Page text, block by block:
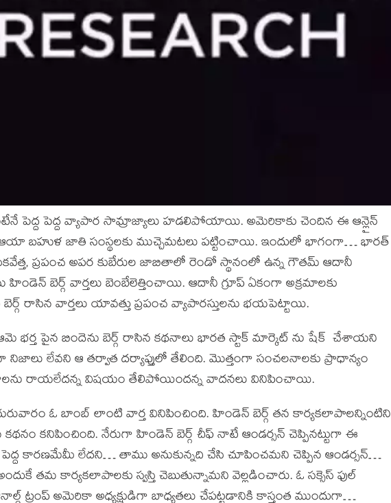
పెద్ద పెద్ద వ్యాపార సామ్రాజ్యాలు హడలిపోయాయి. అమెరికాకు చెందిన ఈ ఆన్లైన్
ఆయా బహుళ జాతి సంస్థలకు ముచ్చెమటలు పట్టించాయి. ఇందులో భాగంగా… భారత్
ప్రపంచ అపర కుబేరుల జాబితాలో రెండో స్థానంలో ఉన్న గౌతమ్ ఆదానీ
హిండెన్ బెర్గ్ వార్తలు బెంబేలెత్తించాయి. ఆదానీ గ్రూప్ ఏకంగా అక్రమాలకు
రాసిన వార్తలు యావత్తు ప్రపంచ వ్యాపారస్తులను భయపెట్టాయి.
భర్త పైన బిందెను బెర్గ్ రాసిన కథనాలు భారత స్టాక్ మార్కెట్ ను షేక్ చేశాయని
నిజాలు లేవని ఆ తర్వాత దర్యాప్తులో తేలింది. మొత్తంగా సంచలనాలకు ప్రాధాన్యం
రాయలేదన్న విషయం తేలిపోయిందన్న వాదనలు వినిపించాయి.
ఓ బాంబ్ లాంటి వార్త వినిపించింది. హిండెన్ బెర్గ్ తన కార్యకలాపాలన్నింటిని
కనిపించింది. నేరుగా హిండెన్ బెర్గ్ చీఫ్ నాటే ఆండర్సన్ చెప్పినట్టుగా ఈ
పెద్ద కారణమేమీ లేదని… తాము అనుకున్నది చేసి చూపించమని చెప్పిన ఆండర్సన్…
తమ కార్యకలాపాలకు స్వస్తి చెబుతున్నామని వెల్లడించారు. ఓ సక్సెస్ ఫుల్
ట్రంప్ అమెరికా అధ్యక్షుడిగా బాధ్యతలు చేపట్టడానికి కాస్తంత ముందుగా…